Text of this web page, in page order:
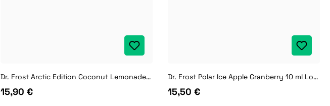
Dr. Frost Arctic Edition Coconut Lemonade Ice 10 ml Longfill Aroma
15,90 €
Dr. Frost Polar Ice Apple Cranberry 10 ml Longfill Aroma
15,50 €